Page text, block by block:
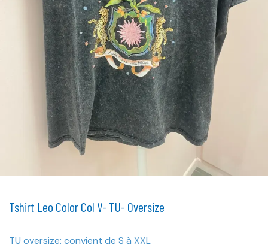
Tshirt Leo Color Col V- TU- Oversize
TU oversize: convient de S à XXL